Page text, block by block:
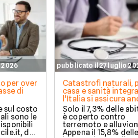
per over
di
sul costo
sono le
da
pubblicato il 27 luglio
Catastrofi naturali,
casa e sanità
l'Italia si assicura
troppo poco. I dati
Solo il 7,3% delle
è coperto contro
terremoto e
Appena il 15,8%